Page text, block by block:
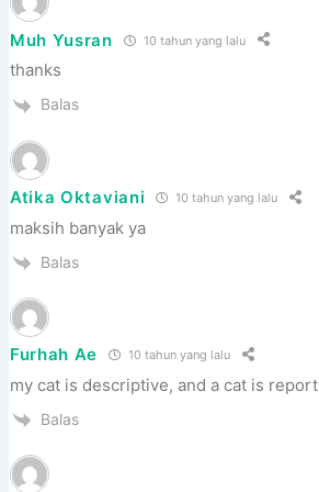
Muh Yusran 10 tahun yang lalu
thanks
Balas
Atika Oktaviani 10 tahun yang lalu
maksih banyak ya
Balas
Furhah Ae 10 tahun yang lalu
my cat is descriptive, and a cat is report
Balas